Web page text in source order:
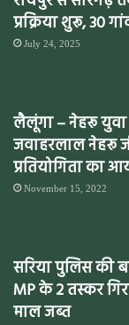
प्रक्रिया शुरू, 30
July 24, 2025
लैलूंगा – नेहरू युवा
जवाहरलाल नेहरू
प्रतियोगिता का
November 15, 2022
सरिया पुलिस की
MP के 2 तस्कर
माल जब्त